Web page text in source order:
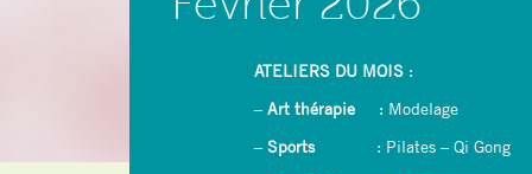
ATELIERS DU MOIS :
– Art thérapie : Modelage
– Sports
: Pilates – Qi Gong